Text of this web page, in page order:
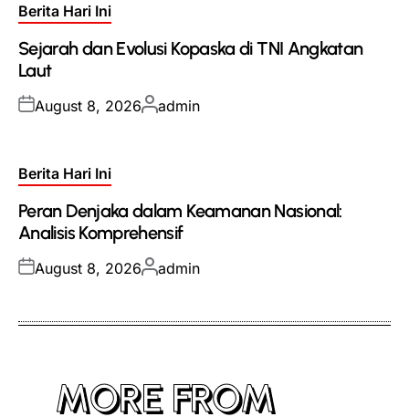
Posted
Berita Hari Ini
Sejarah dan Evolusi Kopaska di TNI Angkatan
Laut
Posted
August 8, 2026Posted
admin
Posted
Berita Hari Ini
Peran Denjaka dalam Keamanan Nasional:
Analisis Komprehensif
Posted
August 8, 2026Posted
admin
MORE FROM